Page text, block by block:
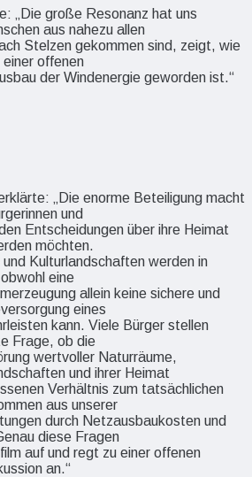
„Die große Resonanz hat uns
aus nahezu allen
Stelzen gekommen sind, zeigt, wie
offenen
der Windenergie geworden ist.“
„Die enorme Beteiligung macht
und
Entscheidungen über ihre Heimat
möchten.
Kulturlandschaften werden in
eine
allein keine sichere und
eines
kann. Viele Bürger stellen
Frage, ob die
wertvoller Naturräume,
und ihrer Heimat
Verhältnis zum tatsächlichen
aus unserer
durch Netzausbaukosten und
diese Fragen
auf und regt zu einer offenen
an.“